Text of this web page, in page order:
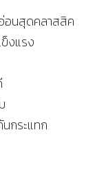
อ่อนสุดคลาสสิค
งแรง
กระแทก